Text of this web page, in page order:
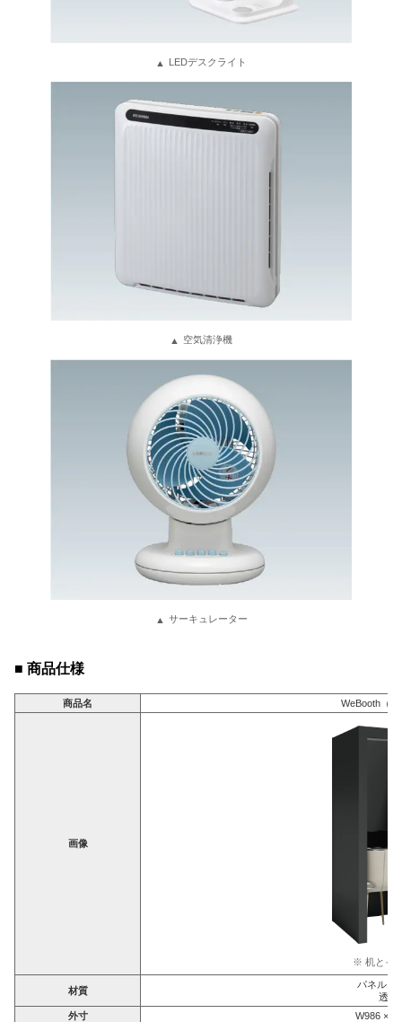
LEDデスクライト
空気清浄機
サーキュレーター
■ 商品仕様
商品名 WeBooth（
画像
※ 机とイ
材質
パネル：
透明
外寸
W986 ×